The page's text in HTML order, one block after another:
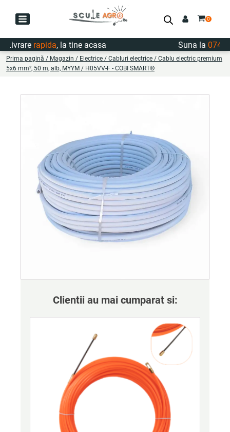
rapida, la tine acasa Suna la
Prima pagină / Magazin / Electrice / Cabluri electrice / Cablu electric premium
5x6 mm², 50 m, alb, MYYM / H05VV-F - COBI SMART®
Clientii au mai cumparat si: